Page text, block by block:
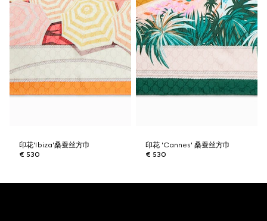
印花'Ibiza'桑蚕丝方巾
€ 530
印花 'Cannes' 桑蚕丝方巾
€ 530